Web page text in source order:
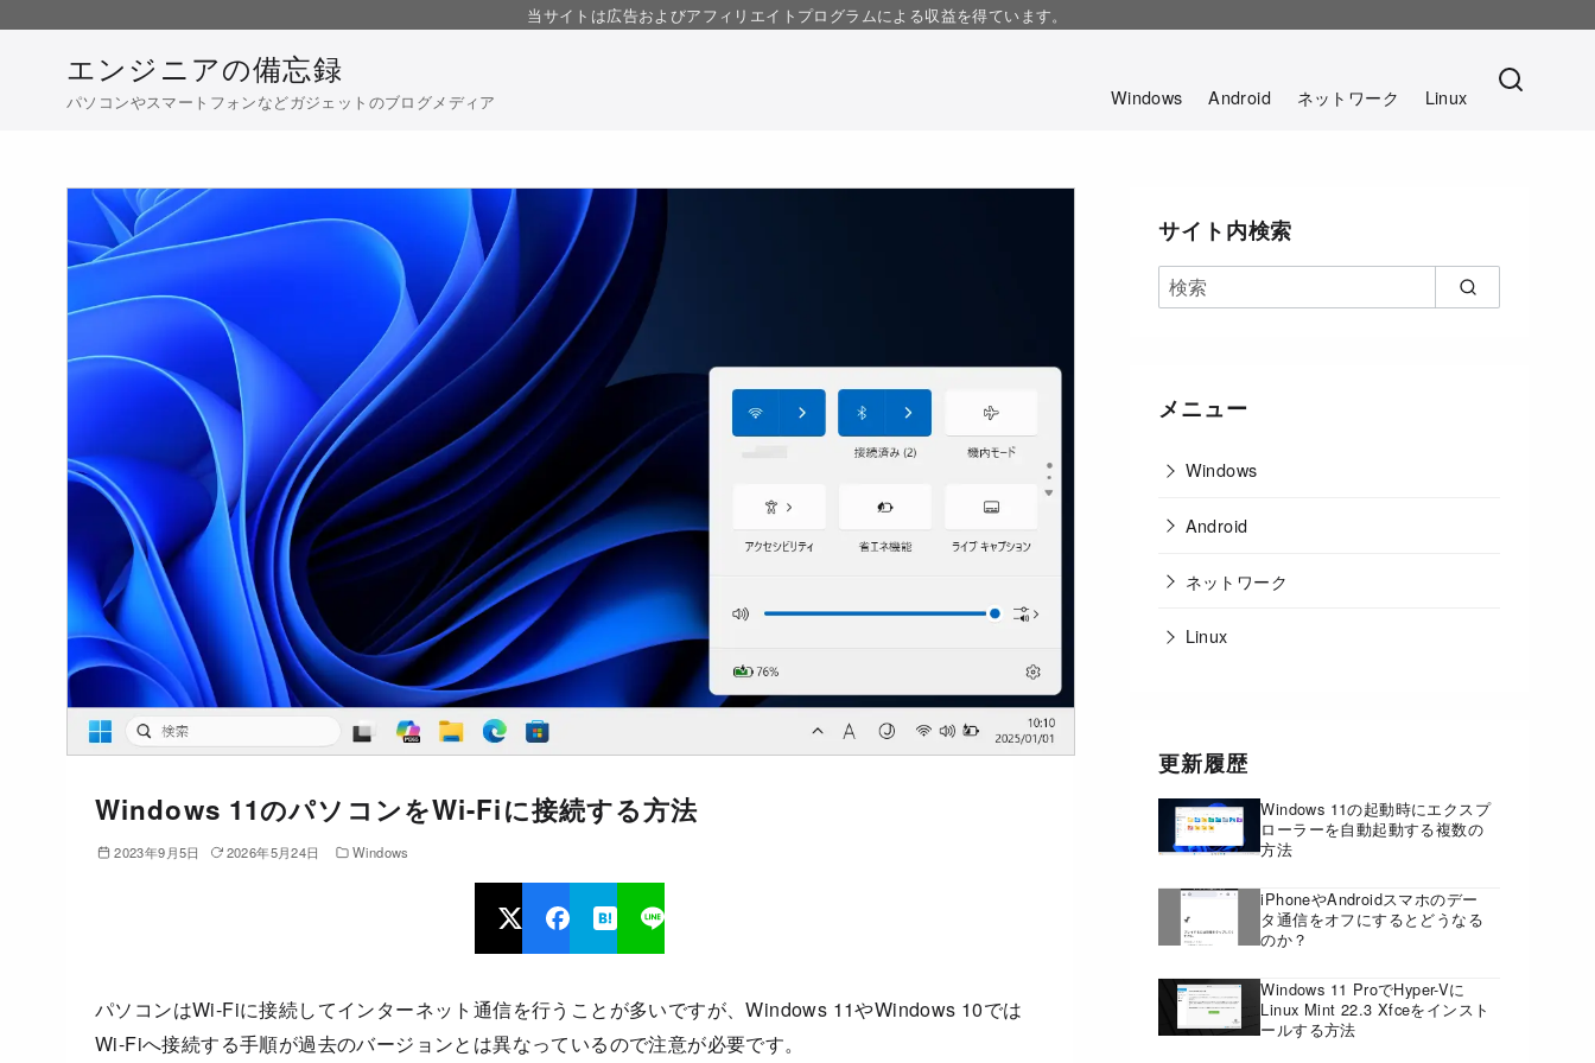
当サイトは広告およびアフィリエイトプログラムによる収益を得ています。
エンジニアの備忘録
パソコンやスマートフォンなどガジェットのブログメディア Windows Android ネットワーク Linux
Windows 11のパソコンをWi-Fiに接続する方法
2023年9月5日 2026年5月24日 Windows
パソコンはWi-Fiに接続してインターネット通信を行うことが多いですが、Windows 11やWindows 10では
Wi-Fiへ接続する手順が過去のバージョンとは異なっているので注意が必要です。
サイト内検索
メニュー
Windows
Android
ネットワーク
Linux
更新履歴
Windows 11の起動時にエクスプ
ローラーを自動起動する複数の
方法
iPhoneやAndroidスマホのデー
タ通信をオフにするとどうなる
のか？
Windows 11 ProでHyper-Vに
Linux Mint 22.3 Xfceをインスト
ールする方法